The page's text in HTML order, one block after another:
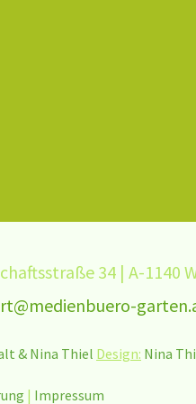
34 | A-1140
& Nina Thiel Design: Nina
| Impressum